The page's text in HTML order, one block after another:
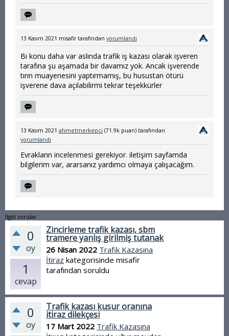
13 Kasım 2021 misafir tarafından yorumlandı
Bi konu daha var aslında trafik iş kazası olarak işveren
tarafına şu aşamada bir davamız yok. Ancak işverende
tırın muayenesini yaptırmamış, bu husustan ötürü
işverene dava açılabilirmi tekrar teşekkürler
13 Kasım 2021 ahmetmerkepci (71.9k puan) tarafından
yorumlandı
Evrakların incelenmesi gerekiyor. iletişim sayfamda
bilgilerim var, ararsanız yardımcı olmaya çalışacağım.
İlgili sorular
0
oy
1
cevap
Zincirleme trafik kazası, sbm
tramere yanlış girilmiş tutanak
26 Nisan 2022 Trafik Kazasına
İtiraz kategorisinde misafir
tarafından soruldu
0
oy
Trafik kazası kusur oranına
itiraz dilekçesi
17 Mart 2022 Trafik Kazasına